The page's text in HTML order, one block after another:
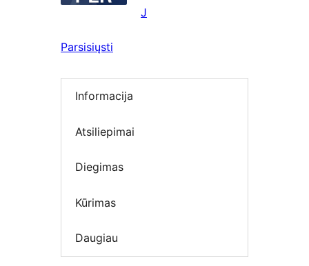
J
Parsisiųsti
Informacija
Atsiliepimai
Diegimas
Kūrimas
Daugiau